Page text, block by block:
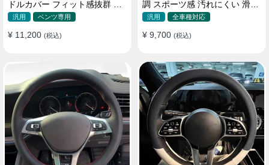
ドルカバー フィット感抜群 お
汎用 ベンツ専用
¥ 11,200 (税込)
調 スポーツ感 汚れにくい 滑り
止め かっこいい 取り付け簡単
汎用 全車種対応
¥ 9,700 (税込)